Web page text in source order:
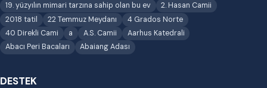
19. yüzyılın mimari tarzına sahip olan bu ev
2. Hasan Camii
2018 tatil
22 Temmuz Meydanı
4 Grados Norte
40 Direkli Cami
a A.S. Camii
Aarhus Katedrali
Abacı Peri Bacaları
Abaiang Adası
DESTEK